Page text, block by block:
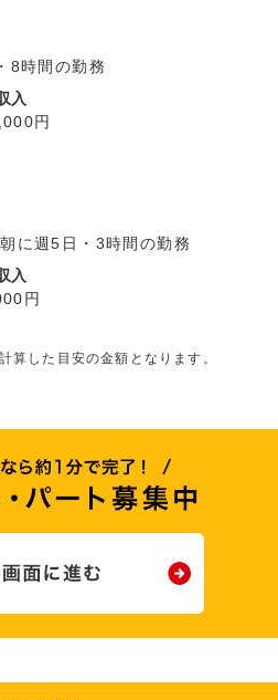
8時間の勤務
入
円
に週5日・3時間の勤務
入
円
した目安の金額となります。